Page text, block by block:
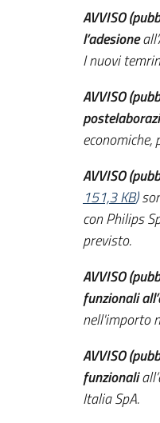
AVVISO
l’adesione
I nuovi
AVVISO
economiche,
AVVISO
151,3 KB)
con Philips
previsto.
AVVISO
funzionali
nell'importo
AVVISO
funzionali
Italia SpA.